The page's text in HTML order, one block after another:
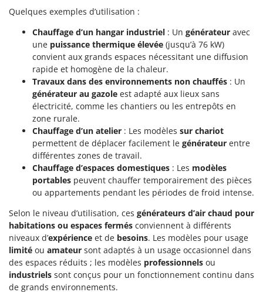
Quelques exemples d’utilisation :
Chauffage d’un hangar industriel : Un générateur avec
une puissance thermique élevée (jusqu’à 76 kW)
convient aux grands espaces nécessitant une diffusion
rapide et homogène de la chaleur.
Travaux dans des environnements non chauffés : Un
générateur au gazole est adapté aux lieux sans
électricité, comme les chantiers ou les entrepôts en
zone rurale.
Chauffage d’un atelier : Les modèles sur chariot
permettent de déplacer facilement le générateur entre
différentes zones de travail.
Chauffage d’espaces domestiques : Les modèles
portables peuvent chauffer temporairement des pièces
ou appartements pendant les périodes de froid intense.
Selon le niveau d’utilisation, ces générateurs d’air chaud pour
habitations ou espaces fermés conviennent à différents
niveaux d’expérience et de besoins. Les modèles pour usage
limité ou amateur sont adaptés à un usage occasionnel dans
des espaces réduits ; les modèles professionnels ou
industriels sont conçus pour un fonctionnement continu dans
de grands environnements.